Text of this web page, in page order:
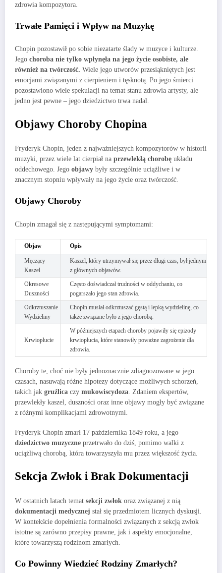
zdrowia kompozytora.
Trwałe Pamięci i Wpływ na Muzykę
Chopin pozostawił po sobie niezatarte ślady w muzyce i kulturze.
Jego choroba nie tylko wpłynęła na jego życie osobiste, ale
również na twórczość. Wiele jego utworów przesiąkniętych jest
emocjami związanymi z cierpieniem i tęsknotą. Po jego śmierci
pozostawiono wiele spekulacji na temat stanu zdrowia artysty, ale
jedno jest pewne – jego dziedzictwo trwa nadal.
Objawy Choroby Chopina
Fryderyk Chopin, jeden z najważniejszych kompozytorów w historii
muzyki, przez wiele lat cierpiał na przewlekłą chorobę układu
oddechowego. Jego objawy były szczególnie uciążliwe i w
znacznym stopniu wpływały na jego życie oraz twórczość.
Objawy Choroby
Chopin zmagał się z następującymi symptomami:
Objaw Opis
Męczący
Kaszel
Kaszel, który utrzymywał się przez długi czas, był jednym
z głównych objawów.
Okresowe
Duszności
Często doświadczał trudności w oddychaniu, co
pogarszało jego stan zdrowia.
Odkrztuszanie
Wydzieliny
Chopin musiał odkrztuszać gęstą i lepką wydzielinę, co
także związane było z jego chorobą.
Krwioplucie
W późniejszych etapach choroby pojawiły się epizody
krwioplucia, które stanowiły poważne zagrożenie dla
zdrowia.
Choroby te, choć nie były jednoznacznie zdiagnozowane w jego
czasach, nasuwają różne hipotezy dotyczące możliwych schorzeń,
takich jak gruźlica czy mukowiscydoza . Zdaniem ekspertów,
przewlekły kaszel, duszności oraz inne objawy mogły być związane
z różnymi komplikacjami zdrowotnymi.
Fryderyk Chopin zmarł 17 października 1849 roku, a jego
dziedzictwo muzyczne przetrwało do dziś, pomimo walki z
uciążliwą chorobą, która towarzyszyła mu przez większość życia.
Sekcja Zwłok i Brak Dokumentacji
W ostatnich latach temat sekcji zwłok oraz związanej z nią
dokumentacji medycznej stał się przedmiotem licznych dyskusji.
W kontekście dopełnienia formalności związanych z sekcją zwłok
istotne są zarówno przepisy prawne, jak i aspekty emocjonalne,
które towarzyszą rodzinom zmarłych.
Co Powinny Wiedzieć Rodziny Zmarłych?